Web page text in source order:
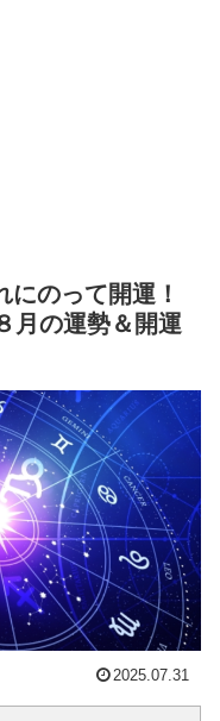
にのって開運！
月の運勢＆開運
2025.07.31